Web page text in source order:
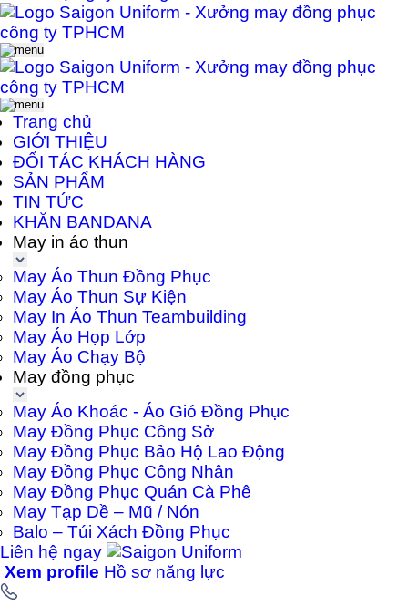
Trang chủ
GIỚI THIỆU
ĐỐI TÁC KHÁCH HÀNG
SẢN PHẨM
TIN TỨC
KHĂN BANDANA
May in áo thun
May Áo Thun Đồng Phục
May Áo Thun Sự Kiện
May In Áo Thun Teambuilding
May Áo Họp Lớp
May Áo Chạy Bộ
May đồng phục
May Áo Khoác - Áo Gió Đồng Phục
May Đồng Phục Công Sở
May Đồng Phục Bảo Hộ Lao Động
May Đồng Phục Công Nhân
May Đồng Phục Quán Cà Phê
May Tạp Dề – Mũ / Nón
Balo – Túi Xách Đồng Phục
Liên hệ ngay
Xem profile Hồ sơ năng lực